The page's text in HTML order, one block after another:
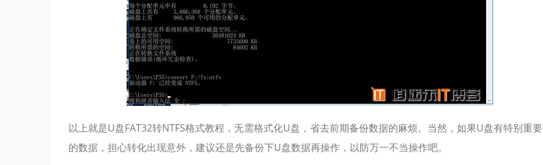
以上就是U盘FAT32转NTFS格式教程，无需格式化U盘，省去前期备份数据的麻烦。当然，如果U盘有特别重要
的数据，担心转化出现意外，建议还是先备份下U盘数据再操作，以防万一不当操作吧。